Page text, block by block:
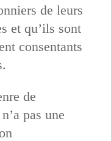
de leurs
et qu’ils sont
consentants
de
pas une